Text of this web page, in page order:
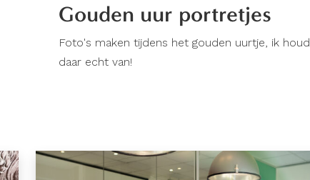
Gouden uur portretjes
Foto's maken tijdens het gouden uurtje, ik houd
daar echt van!